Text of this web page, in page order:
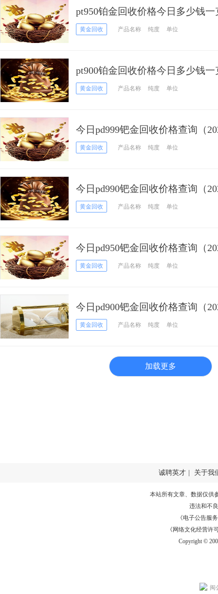
pt950铂金回收价格今日多少钱一
黄金回收 产品名称 纯度 单位
pt900铂金回收价格今日多少钱一
黄金回收 产品名称 纯度 单位
今日pd999钯金回收价格查询（
黄金回收 产品名称 纯度 单位
今日pd990钯金回收价格查询（
黄金回收 产品名称 纯度 单位
今日pd950钯金回收价格查询（
黄金回收 产品名称 纯度 单位
今日pd900钯金回收价格查询（
黄金回收 产品名称 纯度 单位
加载更多
诚聘英才 关于我
本站所有文章、数据仅供
违法和不
《电子公告服务
《网络文化经营许
Copyright ©
闽